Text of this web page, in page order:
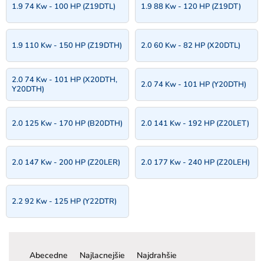
1.9 74 Kw - 100 HP (Z19DTL) 1.9 88 Kw - 120 HP (Z19DT)
1.9 110 Kw - 150 HP (Z19DTH) 2.0 60 Kw - 82 HP (X20DTL)
2.0 74 Kw - 101 HP (X20DTH,
Y20DTH)
2.0 74 Kw - 101 HP (Y20DTH)
2.0 125 Kw - 170 HP (B20DTH) 2.0 141 Kw - 192 HP (Z20LET)
2.0 147 Kw - 200 HP (Z20LER) 2.0 177 Kw - 240 HP (Z20LEH)
2.2 92 Kw - 125 HP (Y22DTR)
Abecedne Najlacnejšie Najdrahšie